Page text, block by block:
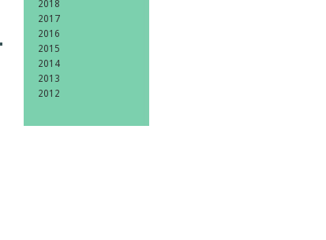
2018
2017
2016
2015
2014
2013
2012